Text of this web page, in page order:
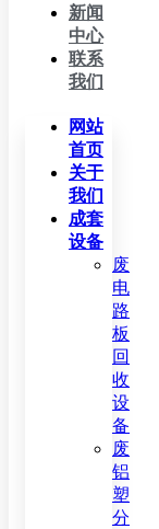
新闻
中心
联系
我们
网站
首页
关于
我们
成套
设备
废
电
路
板
回
收
设
备
废
铝
塑
分